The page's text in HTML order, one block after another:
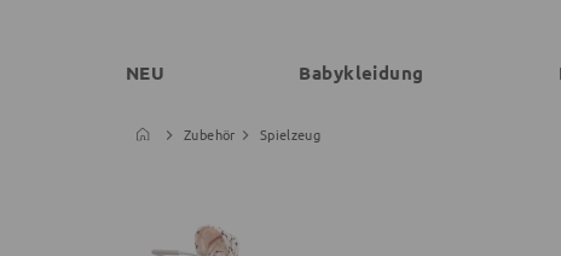
NEU Babykleidung
Zubehör Spielzeug